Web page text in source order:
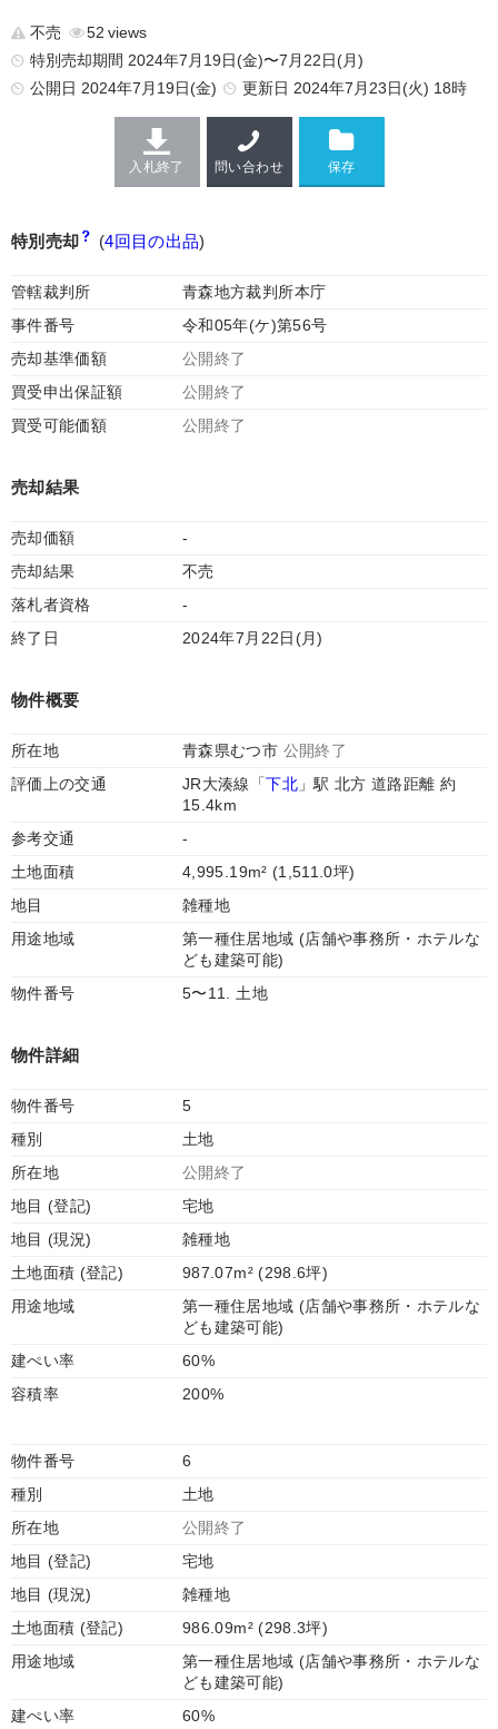
不売
52
特別売却期間 2024年7月19日(金)〜7月22日(月)
公開日 2024年7月19日(金) 更新日 2024年7月23日(火) 18時
入札終了 問い合わせ
特別売却 (4回目の出品)
管轄裁判所
青森地方裁判所本庁
事件番号
令和05年(ケ)第56号
売却基準価額
公開終了
買受申出保証額
公開終了
買受可能価額
公開終了
売却結果
売却価額
-
売却結果
不売
落札者資格
-
終了日
2024年7月22日(月)
物件概要
所在地 青森県むつ市 公開終了
評価上の交通
JR大湊線「下北」駅 北方 道路距離 約
15.4km
参考交通
-
土地面積
4,995.19m² (1,511.0坪)
地目
雑種地
用途地域
第一種住居地域 (店舗や事務所・ホテルな
ども建築可能)
物件番号
5〜11. 土地
物件詳細
物件番号
5
種別
土地
所在地
公開終了
地目 (登記)
宅地
地目 (現況)
雑種地
土地面積 (登記)
987.07m² (298.6坪)
用途地域
第一種住居地域 (店舗や事務所・ホテルな
ども建築可能)
建ぺい率
60%
容積率
200%
物件番号
6
種別
土地
所在地
公開終了
地目 (登記)
宅地
地目 (現況)
雑種地
土地面積 (登記)
986.09m² (298.3坪)
用途地域
第一種住居地域 (店舗や事務所・ホテルな
ども建築可能)
建ぺい率
60%